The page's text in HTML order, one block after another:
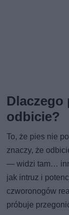
Dlaczego
odbicie?
To, że pies nie
znaczy, że
— widzi tam…
jak intruz i
czworonogów
próbuje